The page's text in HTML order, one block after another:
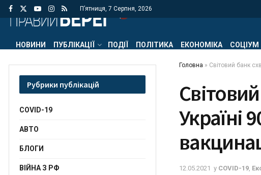
П’ятниця, 7 Серпня, 2026
НОВИНИ ПУБЛІКАЦІЇ ПОДІЇ ПОЛІТИКА ЕКОНОМІКА СОЦІУМ
Головна » Світовий банк
Україні
12.05.2021 у COVID-19
Рубрики публікацій
COVID-19
АВТО
БЛОГИ
ВІЙНА З РФ